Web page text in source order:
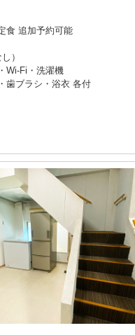
食 追加予約可能
）
Wi-Fi・洗濯機
歯ブラシ・浴衣 各付